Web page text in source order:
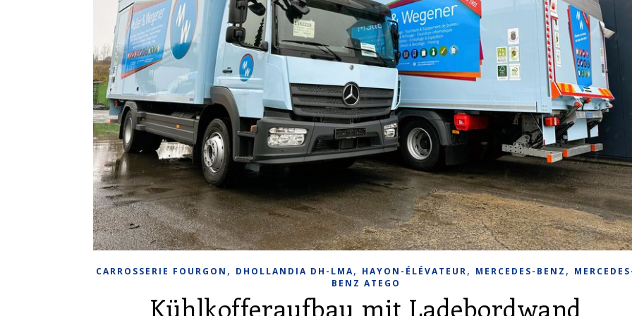
CARROSSERIE FOURGON , DHOLLANDIA DH-LMA, HAYON-ÉLÉVATEUR, MERCEDES-BENZ ,
BENZ ATEGO
Kühlkofferaufbau mit Ladebordwand